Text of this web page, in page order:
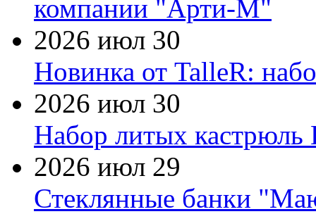
компании "Арти-М"
2026 июл 30
Новинка от TalleR:
2026 июл 30
Набор литых кастрюль
2026 июл 29
Стеклянные банки